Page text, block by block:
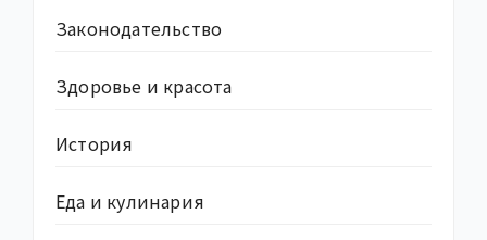
Законодательство
Здоровье и красота
История
Еда и кулинария